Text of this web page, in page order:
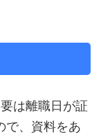
は離職日が証
で、資料をあ